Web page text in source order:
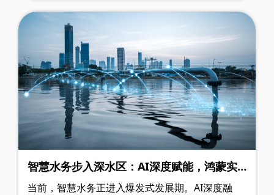
智慧水务步入深水区：AI深度赋能，鸿蒙实
现突破，政策红利持续释放
当前，智慧水务正进入爆发式发展期。AI深度融